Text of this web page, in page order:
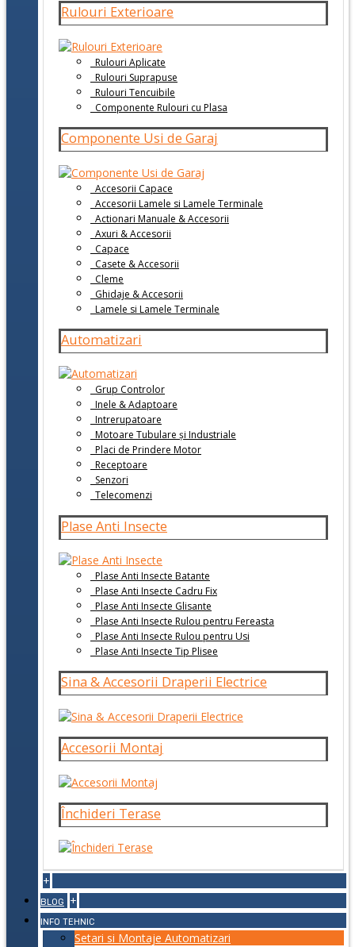
Rulouri Exterioare
Rulouri Aplicate
Rulouri Suprapuse
Rulouri Tencuibile
Componente Rulouri cu Plasa
Componente Usi de Garaj
Accesorii Capace
Accesorii Lamele si Lamele Terminale
Actionari Manuale & Accesorii
Axuri & Accesorii
Capace
Casete & Accesorii
Cleme
Ghidaje & Accesorii
Lamele si Lamele Terminale
Automatizari
Grup Controlor
Inele & Adaptoare
Intrerupatoare
Motoare Tubulare și Industriale
Placi de Prindere Motor
Receptoare
Senzori
Telecomenzi
Plase Anti Insecte
Plase Anti Insecte Batante
Plase Anti Insecte Cadru Fix
Plase Anti Insecte Glisante
Plase Anti Insecte Rulou pentru Fereasta
Plase Anti Insecte Rulou pentru Usi
Plase Anti Insecte Tip Plisee
Sina & Accesorii Draperii Electrice
Accesorii Montaj
Închideri Terase
+
BLOG +
INFO TEHNIC
Setari si Montaje Automatizari